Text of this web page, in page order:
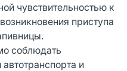
чувствительностью к
приступа
соблюдать
и